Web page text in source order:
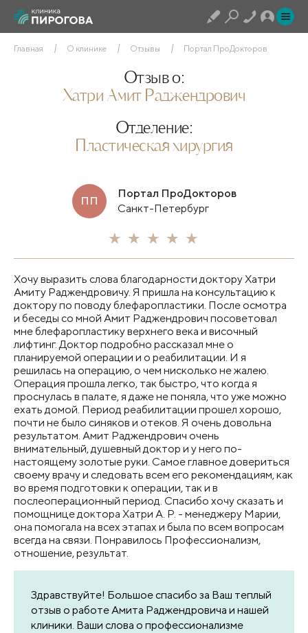
Главная О клинике Отзывы Портал ПроДокторов
Отзыв о:
Хатри Амит Раджендрович
Отделение:
Пластическая хирургия
ПП
Портал ПроДокторов
Санкт-Петербург
Хочу выразить слова благодарности доктору Хатри
Амиту Раджендровичу. Я пришла на консультацию к
доктору по поводу блефаропластики​. После осмотра
и беседы со мной Амит Раджендрович посоветовал
мне блефаропластику верхнего века и височный
лифтинг. Доктор подробно рассказал мне о
планируемой операции и о реабилитации. И я
решилась на операцию, о чем нисколько не жалею.
Операция прошла легко, так быстро, что когда я
проснулась в палате, я даже не поняла, что уже можно
ехать домой. Период реабилитации прошел хорошо,
почти не было синяков и отеков. Я очень довольна
результатом. Амит Раджендрович очень
внимательный, душевный доктор и у него по-
настоящему золотые руки. Самое главное довериться
своему врачу и следовать всем его рекомендациям, как
во время подготовки к операции, так и в
послеоперационный период. Спасибо хочу сказать и
помощнице доктора Хатри А. Р. - менеджеру Марии,
она помогала на всех этапах и была по всем вопросам
всегда на связи. Понравилось Профессионализм,
отношение, результат.
Здравствуйте! Большое спасибо за Ваш теплый
отзыв о работе Амита Раджендровича и нашей
клиники. Ваши слова о профессионализме